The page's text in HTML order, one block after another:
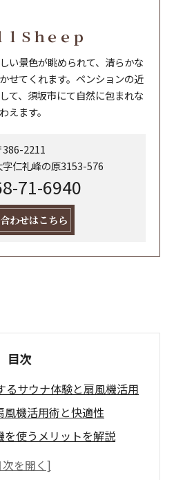
ｌＳｈｅｅｐ
い景色が眺められて、清らかな
せてくれます。ペンションの近
て、須坂市にて自然に包まれな
えます。
386-2211
仁礼峰の原3153-576
71-6940
わせはこちら
目次
るサウナ体験と扇風機活用
風機活用術と快適性
を使うメリットを解説
気循環に扇風機が最適な理